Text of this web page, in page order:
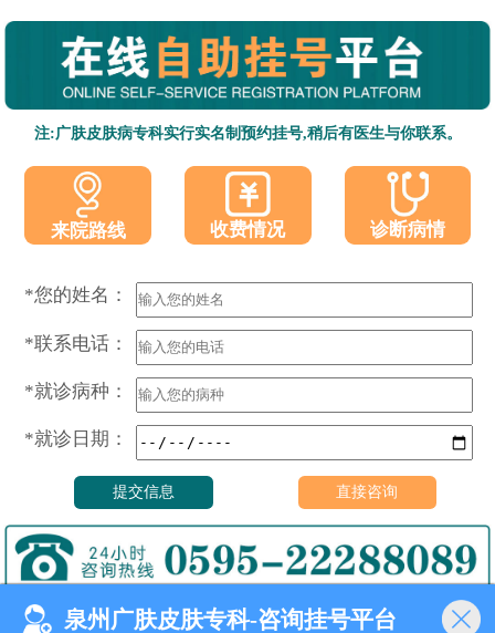
注:广肤皮肤病专科实行实名制预约挂号,稍后有医生与你联系。
来院路线 收费情况 诊断病情
*您的姓名：
*联系电话：
*就诊病种：
*就诊日期：
泉州广肤皮肤专科-咨询挂号平台